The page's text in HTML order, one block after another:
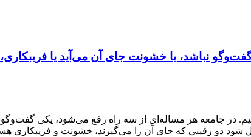
نباشد، یا خشونت جای آن می‌آید یا
در جامعه هر مساله‌ای از سه راه رفع می‌شود، یکی
شود دو رقیبی که جای آن را می‌گیرند، خشونت و فریبکاری